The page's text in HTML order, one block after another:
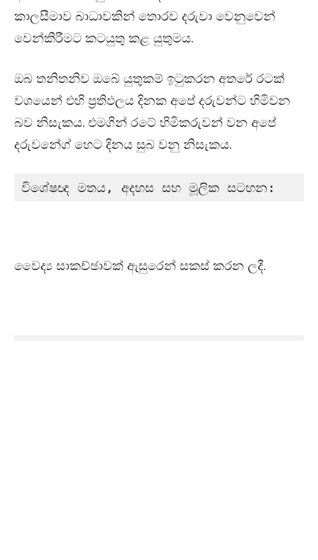
කාලසීමාව බාධාවකින් තොරව දරුවා වෙනුවෙන්
වෙන්කිරීමට කටයුතු කළ යුතුමය.
ඔබ තනිතනිව ඔබේ යුතුකම් ඉටුකරන අතරේ රටක්
වශයෙන් එහි ප්‍රතිඵලය දිනක අපේ දරුවන්ට හිමිවන
බව නිසැකය. එමගින් රටේ හිමිකරුවන් වන අපේ
දරුවන්‍ගේ හෙට දිනය සුබ වනු නිසැකය.
විශේෂඥ මතය, අදහස සහ මූලික සටහන:
වෛද්‍ය සාකච්ඡාවක් ඇසුරෙන් සකස් කරන ලදී.